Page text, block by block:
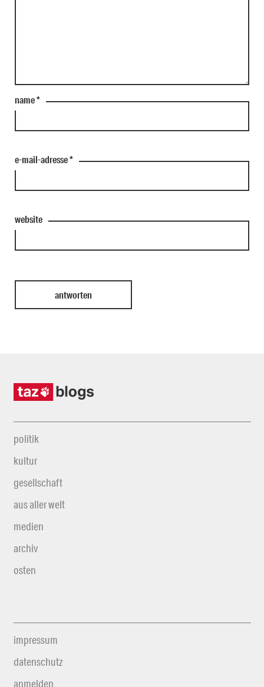
name*
e-mail-adresse*
website
politik
kultur
gesellschaft
aus aller welt
medien
archiv
osten
impressum
datenschutz
anmelden